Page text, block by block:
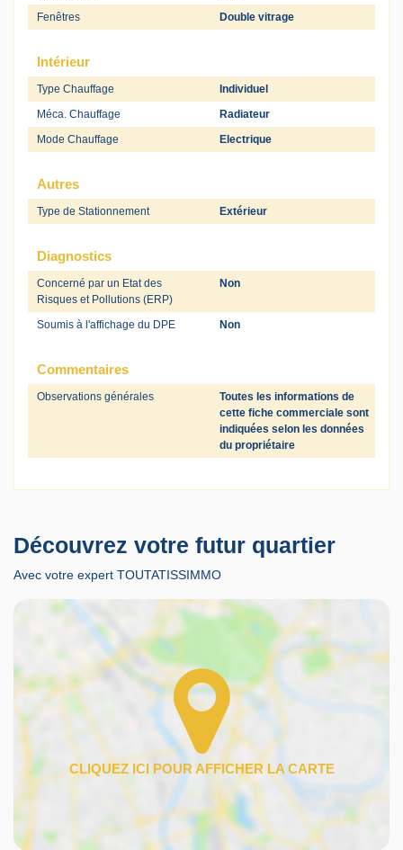
Fenêtres
Double vitrage
Intérieur
Type Chauffage
Individuel
Méca. Chauffage
Radiateur
Mode Chauffage
Electrique
Autres
Type de Stationnement Extérieur
Diagnostics
Concerné par un Etat des
Risques et Pollutions (ERP)
Non
Soumis à l'affichage du DPE Non
Commentaires
Observations générales
Toutes les informations de
cette fiche commerciale sont
indiquées selon les données
du propriétaire
Découvrez votre futur quartier
Avec votre expert TOUTATISSIMMO